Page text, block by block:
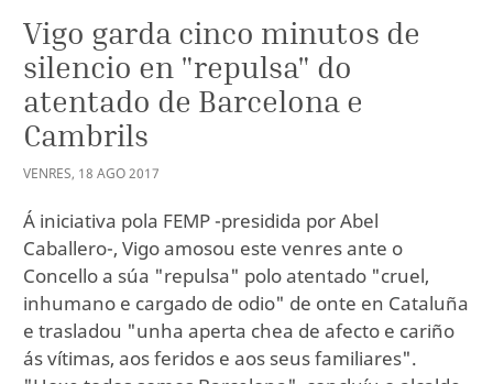
Vigo garda cinco minutos de
silencio en "repulsa" do
atentado de Barcelona e
Cambrils
VENRES, 18 AGO2017
Á iniciativa pola FEMP -presidida por Abel
Caballero-, Vigo amosou este venres ante o
Concello a súa "repulsa" polo atentado "cruel,
inhumano e cargado de odio" de onte en Cataluña
e trasladou "unha aperta chea de afecto e cariño
ás vítimas, aos feridos e aos seus familiares".